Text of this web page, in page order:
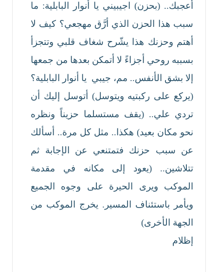
أعجبك.. (بحزن) اجيبيني يا أنوار البابلية: ما
سبب هذا الحزن الذي أرَّق مهجعي؟ كيف لا
أهتم وحزنك هذا يشّرح شغاف قلبي وتتجزأ
بسببه روحي أجزاءً لا أتمكن بعدها من جمعها
إلا بشق الأنفس.. مم، جيبي يا أنوار البابلية؟
(يركع على ركبتيه ويتوسل) أتوسل إليك أن
تردي علي.. (يقف مستسلما حزيناً ونظره
نحو مكان بعيد) هكذا.. مثل كل مرة.. أسألك
عن سبب حزنك فتمتنعي عن الإجابة ثم
تتلاشين.. (يعود إلى مكانه في مقدمة
الموكب ويرى الحيرة على وجوه الجميع
ويأمر باستئناف المسير. يخرج الموكب من
الجهة الأخرى)
إظلام